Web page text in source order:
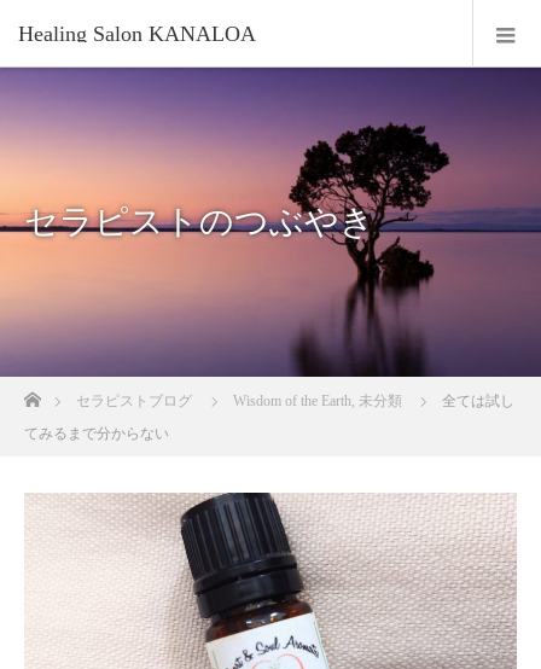
Healing Salon KANALOA
セラピストのつぶやき
ホームセラピストブログ Wisdom of the Earth, 未分類
全ては試し
てみるまで分からない